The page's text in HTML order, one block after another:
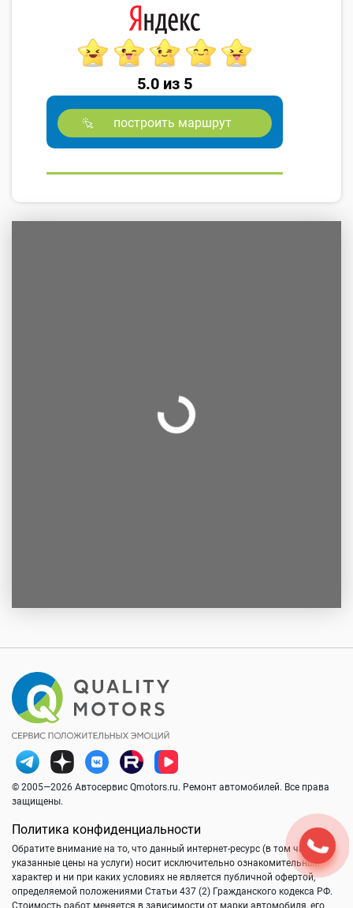
5.0 из 5
построить маршрут
© 2005—2026 Автосервис Qmotors.ru. Ремонт автомобилей. Все права
защищены.
Политика конфиденциальности
Обратите внимание на то, что данный интернет-ресурс (в том числе
указанные цены на услуги) носит исключительно ознакомительный
характер и ни при каких условиях не является публичной офертой,
определяемой положениями Статьи 437 (2) Гражданского кодекса РФ.
Стоимость работ меняется в зависимости от марки автомобиля, его